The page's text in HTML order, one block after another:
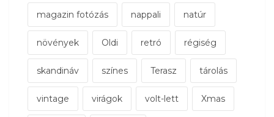
magazin fotózás nappali natúr
növények Oldi retró régiség
skandináv színes Terasz tárolás
vintage virágok volt-lett Xmas